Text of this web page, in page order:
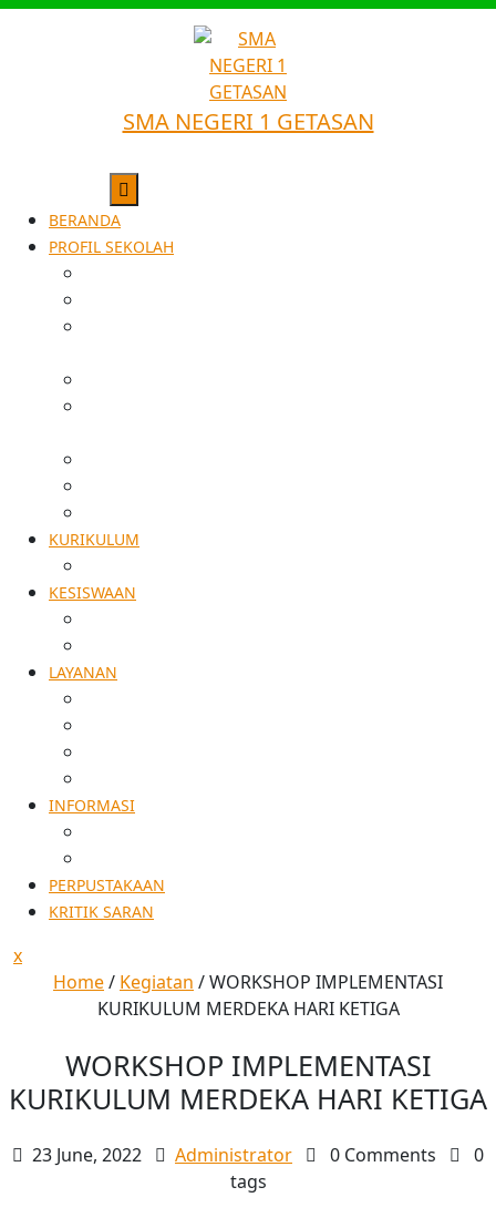
SMA NEGERI 1 GETASAN
BERANDA
PROFIL SEKOLAH
KURIKULUM
KESISWAAN
LAYANAN
INFORMASI
PERPUSTAKAAN
KRITIK SARAN
x
Home/ Kegiatan /WORKSHOP IMPLEMENTASI
KURIKULUM MERDEKA HARI KETIGA
WORKSHOP IMPLEMENTASI
KURIKULUM MERDEKA HARI KETIGA
23 June, 2022 Administrator 0 Comments
0
tags